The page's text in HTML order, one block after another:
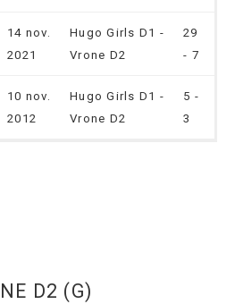
14 nov.
2021
Hugo Girls D1 -
Vrone D2
29
- 7
10 nov.
2012
Hugo Girls D1 -
Vrone D2
5 -
3
D2 (G)